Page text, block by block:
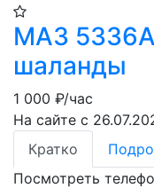
МАЗ
шаланды
1 000 ₽/час
На сайте с
Кратко
Посмотреть